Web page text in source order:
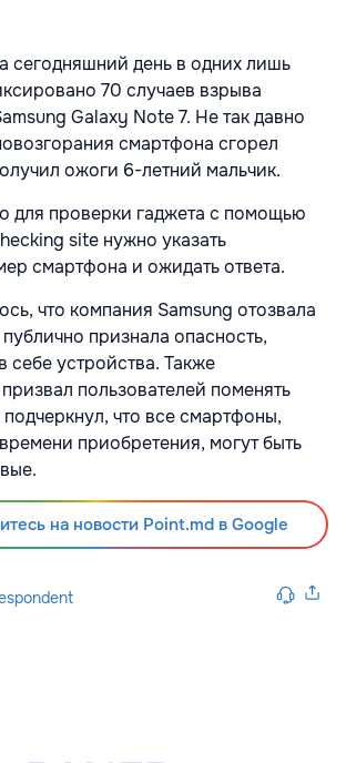
сегодняшний день в одних лишь
70 случаев взрыва
Galaxy Note 7. Не так давно
смартфона сгорел
ожоги 6-летний мальчик.
для проверки гаджета с помощью
site нужно указать
смартфона и ожидать ответа.
что компания Samsung отозвала
признала опасность,
себе устройства. Также
пользователей поменять
что все смартфоны,
приобретения, могут быть
на новости Point.md в Google